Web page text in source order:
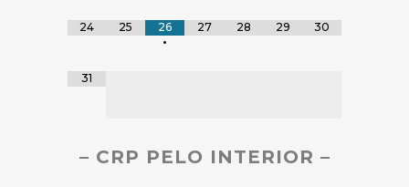
24 25
26
•
27 28 29 30
31
– CRP PELO INTERIOR –